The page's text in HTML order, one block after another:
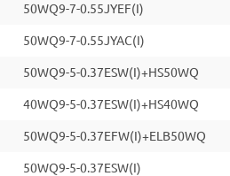
50WQ9-7-0.55JYEF(I)
50WQ9-7-0.55JYAC(I)
50WQ9-5-0.37ESW(I)+HS50WQ
40WQ9-5-0.37ESW(I)+HS40WQ
50WQ9-5-0.37EFW(I)+ELB50WQ
50WQ9-5-0.37ESW(I)